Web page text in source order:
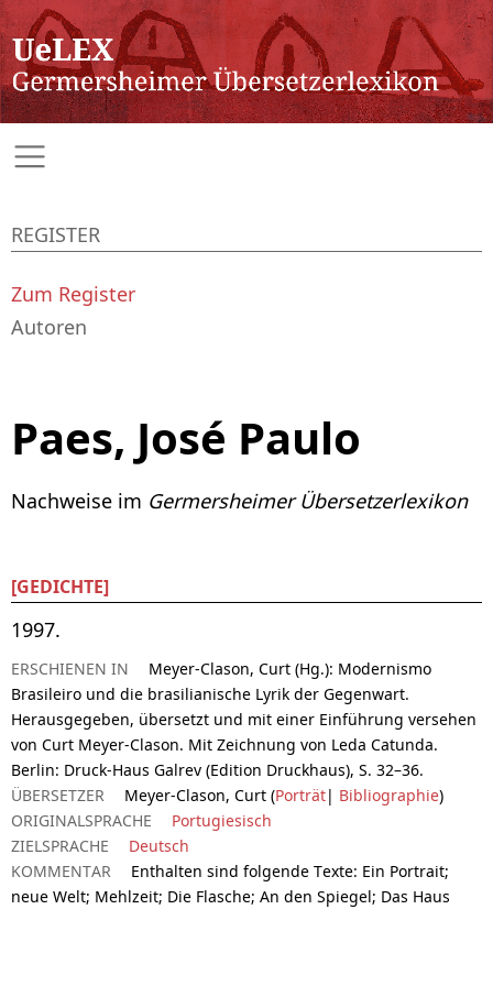
Paes, José Paulo
Nachweise im Germersheimer Übersetzerlexikon
[GEDICHTE]
1997.
ERSCHIENEN IN
Meyer-Clason, Curt (Hg.): Modernismo
Brasileiro und die brasilianische Lyrik der Gegenwart.
Herausgegeben, übersetzt und mit einer Einführung versehen
von Curt Meyer-Clason. Mit Zeichnung von Leda Catunda.
Berlin: Druck-Haus Galrev (Edition Druckhaus), S. 32–36.
ÜBERSETZER
Meyer-Clason, Curt (Porträt| Bibliographie)
ORIGINALSPRACHE
Portugiesisch
ZIELSPRACHE
Deutsch
KOMMENTAR
Enthalten sind folgende Texte: Ein Portrait;
neue Welt; Mehlzeit; Die Flasche; An den Spiegel; Das Haus
REGISTER
Zum Register
Autoren